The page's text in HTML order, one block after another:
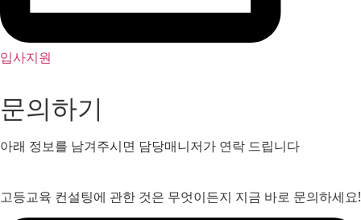
입사지원
문의하기
아래 정보를 남겨주시면 담당매니저가 연락 드립니다
고등교육 컨설팅에 관한 것은 무엇이든지 지금 바로 문의하세요!